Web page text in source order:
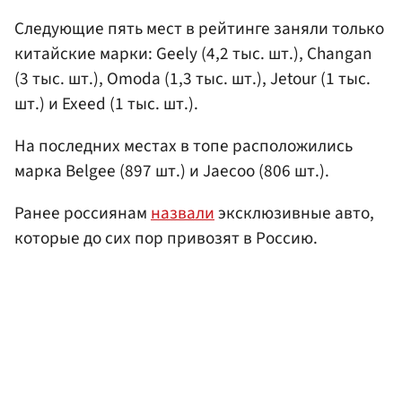
Следующие пять мест в рейтинге заняли только
китайские марки: Geely (4,2 тыс. шт.), Changan
(3 тыс. шт.), Omoda (1,3 тыс. шт.), Jetour (1 тыс.
шт.) и Exeed (1 тыс. шт.).
На последних местах в топе расположились
марка Belgee (897 шт.) и Jaecoo (806 шт.).
Ранее россиянамназвалиэксклюзивные авто,
которые до сих пор привозят в Россию.